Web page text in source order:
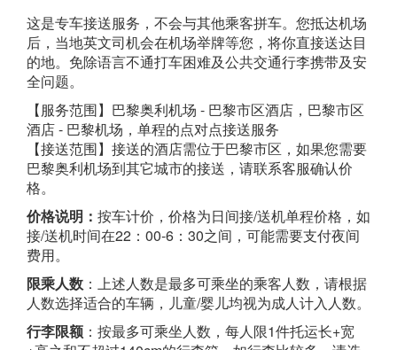
这是专车接送服务，不会与其他乘客拼车。您抵达机场
后，当地英文司机会在机场举牌等您，将你直接送达目
的地。免除语言不通打车困难及公共交通行李携带及安
全问题。
【服务范围】巴黎奥利机场 - 巴黎市区酒店，巴黎市区
酒店 - 巴黎机场，单程的点对点接送服务
【接送范围】接送的酒店需位于巴黎市区，如果您需要
巴黎奥利机场到其它城市的接送，请联系客服确认价
格。
价格说明： 按车计价，价格为日间接/送机单程价格，如
接/送机时间在22：00-6：30之间，可能需要支付夜间
费用。
限乘人数 ：上述人数是最多可乘坐的乘客人数，请根据
人数选择适合的车辆，儿童/婴儿均视为成人计入人数。
行李限额 ：按最多可乘坐人数，每人限1件托运长+宽